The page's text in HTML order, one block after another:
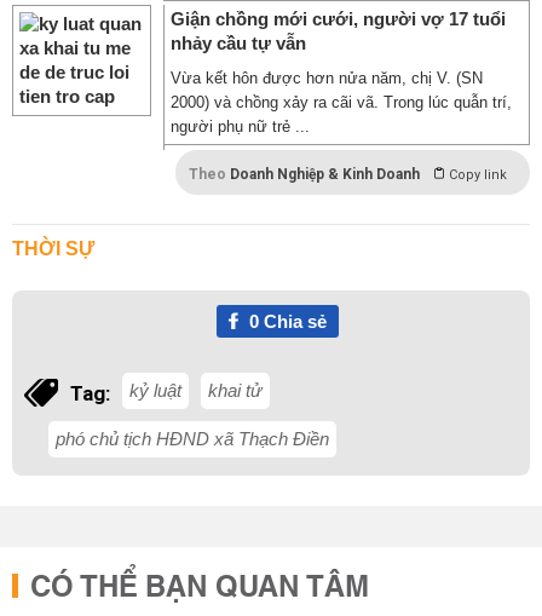
Giận chồng mới cưới, người vợ 17 tuổi
nhảy cầu tự vẫn
Vừa kết hôn được hơn nửa năm, chị V. (SN
2000) và chồng xảy ra cãi vã. Trong lúc quẫn trí,
người phụ nữ trẻ ...
Theo Doanh Nghiệp & Kinh Doanh Copy link
THỜI SỰ
0Chia sẻ
Tag: kỷ luật khai tử
phó chủ tịch HĐND xã Thạch Điền
CÓ THỂ BẠN QUAN TÂM